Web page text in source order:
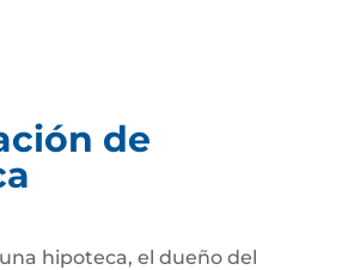
de
hipoteca, el dueño del